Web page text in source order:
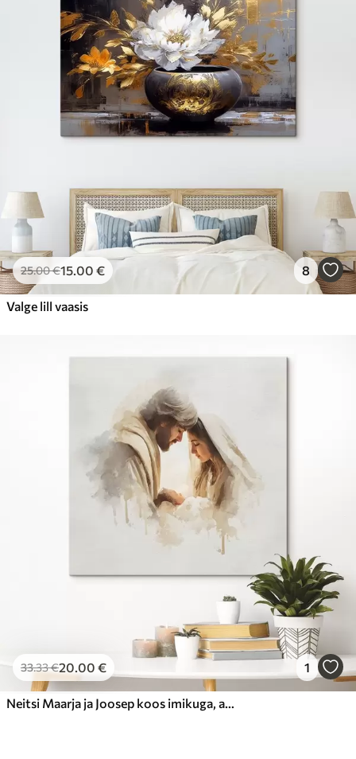
25.00€15.00 € 8
Valge lill vaasis
33.33€20.00 € 1
Neitsi Maarja ja Joosep koos imikuga, akvarellistiilis